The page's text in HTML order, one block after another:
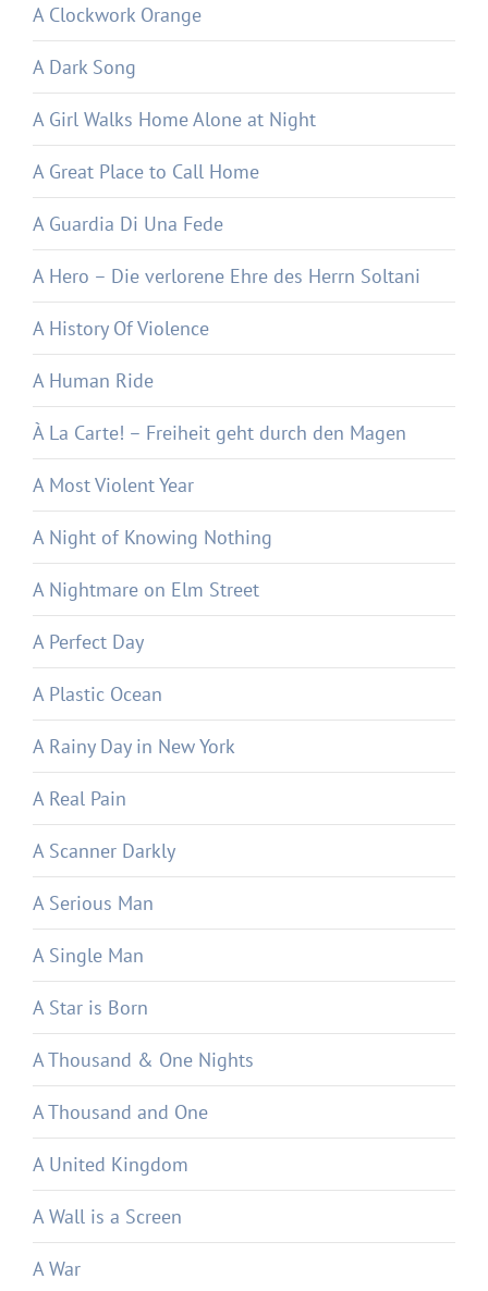
A Clockwork Orange
A Dark Song
A Girl Walks Home Alone at Night
A Great Place to Call Home
A Guardia Di Una Fede
A Hero – Die verlorene Ehre des Herrn Soltani
A History Of Violence
A Human Ride
À La Carte! – Freiheit geht durch den Magen
A Most Violent Year
A Night of Knowing Nothing
A Nightmare on Elm Street
A Perfect Day
A Plastic Ocean
A Rainy Day in New York
A Real Pain
A Scanner Darkly
A Serious Man
A Single Man
A Star is Born
A Thousand & One Nights
A Thousand and One
A United Kingdom
A Wall is a Screen
A War